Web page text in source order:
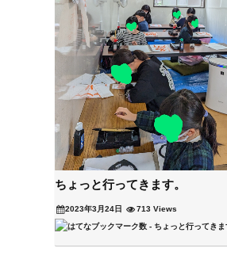
ちょっと行ってきます。
2023年3月24日 713 Views